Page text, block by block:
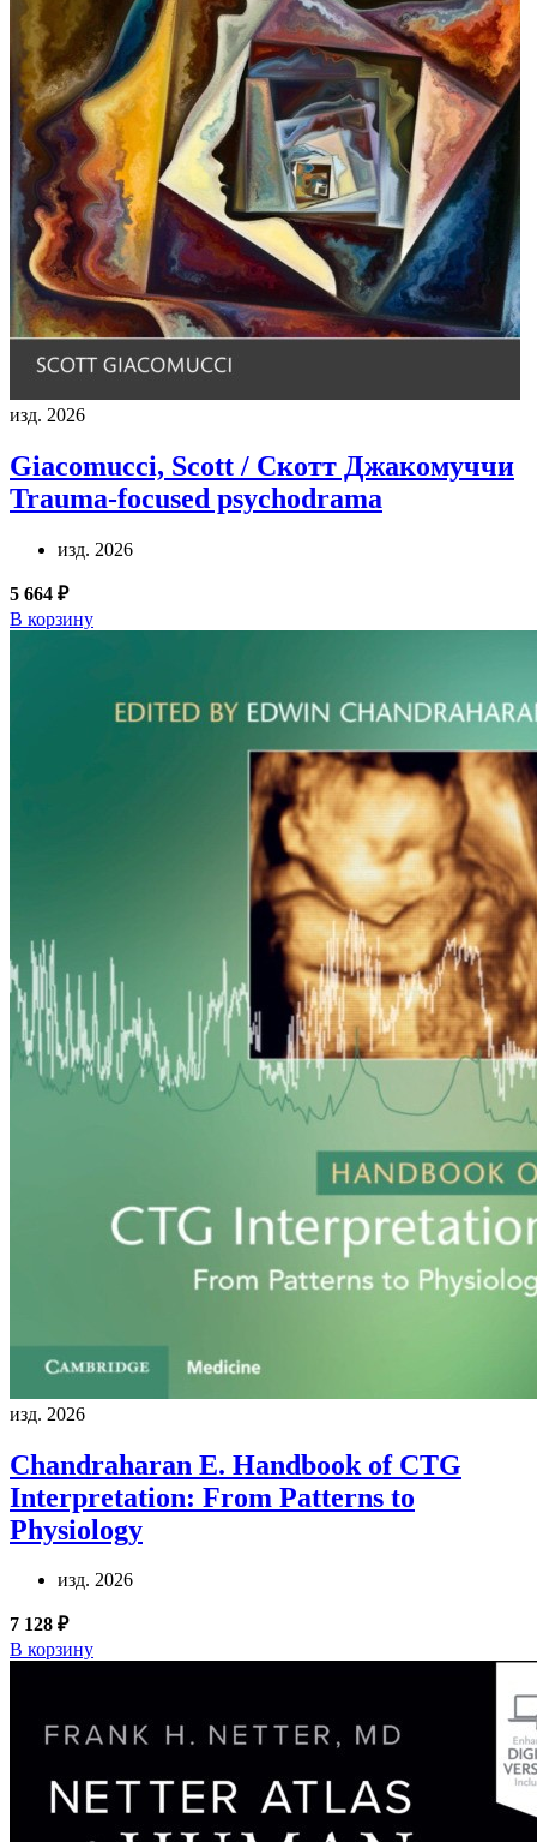
изд. 2026
Giacomucci, Scott / Скотт Джакомуччи
Trauma-focused psychodrama
изд. 2026
5 664 ₽
В корзину
изд. 2026
Chandraharan E. Handbook of CTG
Interpretation: From Patterns to
Physiology
изд. 2026
7 128 ₽
В корзину